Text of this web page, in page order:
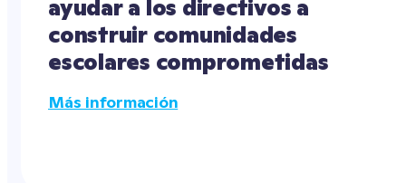
ayudar a los directivos a
construir comunidades
escolares comprometidas
Más información